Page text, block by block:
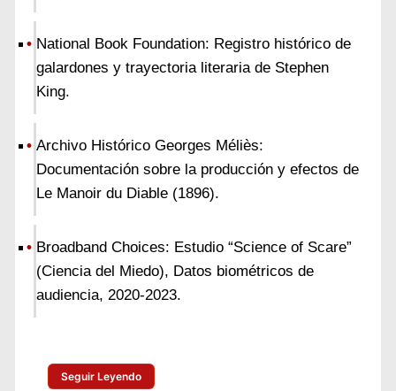
National Book Foundation: Registro histórico de
galardones y trayectoria literaria de Stephen
King.
Archivo Histórico Georges Méliès:
Documentación sobre la producción y efectos de
Le Manoir du Diable (1896).
Broadband Choices: Estudio “Science of Scare”
(Ciencia del Miedo), Datos biométricos de
audiencia, 2020-2023.
Seguir Leyendo